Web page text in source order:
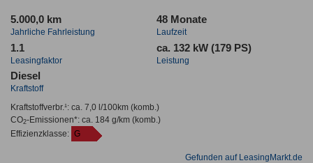
5.000,0 km
Jahrliche Fahrleistung
48 Monate
Laufzeit
1.1
Leasingfaktor
ca. 132 kW (179 PS)
Leistung
Diesel
Kraftstoff
Kraftstoffverbr.¹: ca. 7,0 l/100km(komb.)
CO2-Emissionen*: ca. 184 g/km(komb.)
Effizienzklasse: G
Gefunden auf LeasingMarkt.de